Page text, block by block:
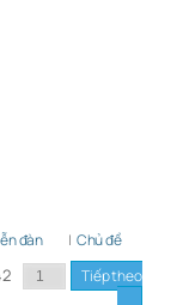
đàn | Chủ đề